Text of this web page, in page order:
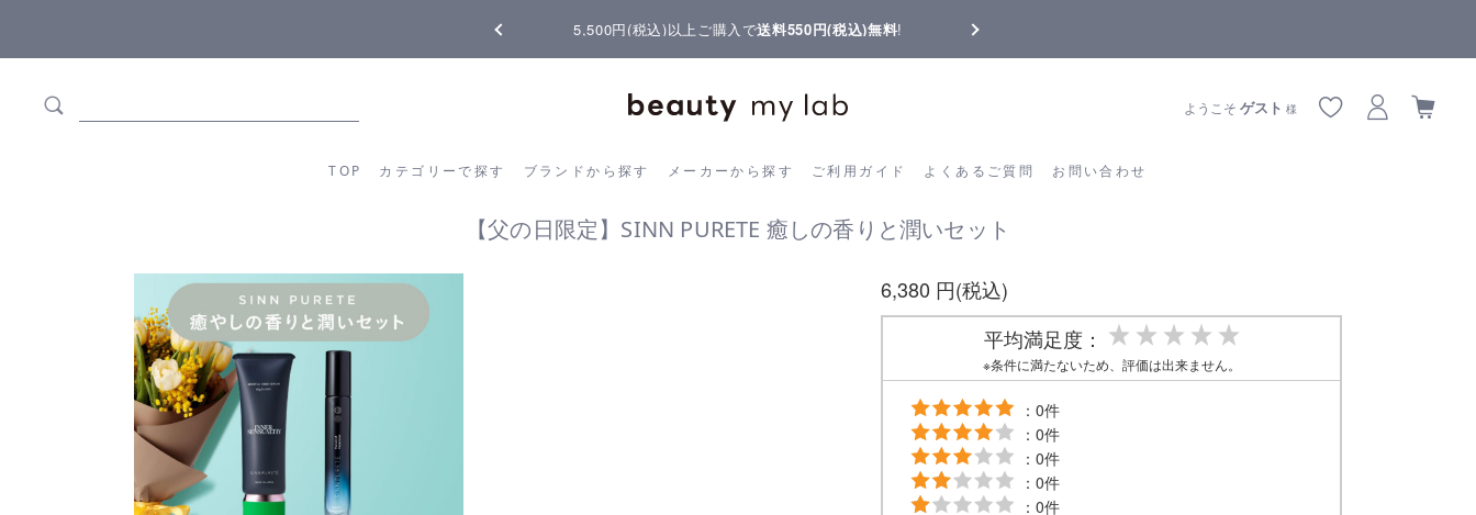
5,500円(税込)以上ご購入で送料550円(税込)無料!
TOP カテゴリーで探す ブランドから探す メーカーから探す ご利用ガイド よくあるご質問 お問い合わせ
ようこそゲスト 様
カテゴリーから探す ブランドから探す メーカーから探す ご利用ガイド よくあるご質問
【父の日限定】SINN PURETE 癒しの香りと潤いセット
6,380 円(税込)
平均満足度：
※条件に満たないため、評価は出来ません。
：0件
：0件
：0件
：0件
：0件